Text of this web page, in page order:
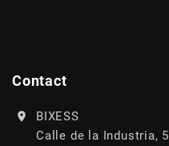
Contact
BIXESS
Calle de la Industria, 5